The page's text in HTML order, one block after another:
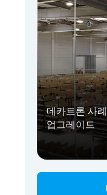
데카트론 사
업그레이드